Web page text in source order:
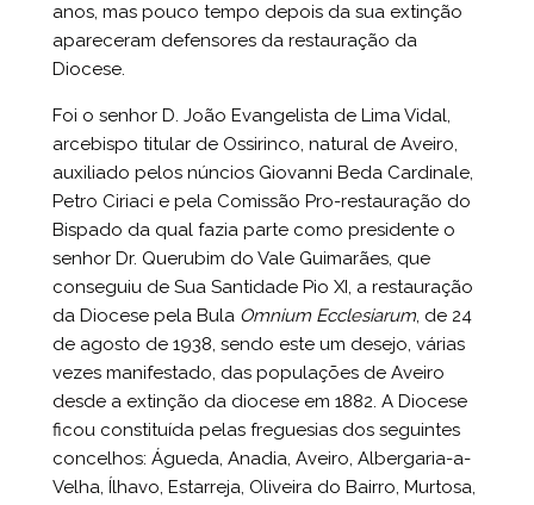
anos, mas pouco tempo depois da sua extinção
apareceram defensores da restauração da
Diocese.
Foi o senhor D. João Evangelista de Lima Vidal,
arcebispo titular de Ossirinco, natural de Aveiro,
auxiliado pelos núncios Giovanni Beda Cardinale,
Petro Ciriaci e pela Comissão Pro-restauração do
Bispado da qual fazia parte como presidente o
senhor Dr. Querubim do Vale Guimarães, que
conseguiu de Sua Santidade Pio XI, a restauração
da Diocese pela Bula Omnium Ecclesiarum, de 24
de agosto de 1938, sendo este um desejo, várias
vezes manifestado, das populações de Aveiro
desde a extinção da diocese em 1882. A Diocese
ficou constituída pelas freguesias dos seguintes
concelhos: Águeda, Anadia, Aveiro, Albergaria-a-
Velha, Ílhavo, Estarreja, Oliveira do Bairro, Murtosa,